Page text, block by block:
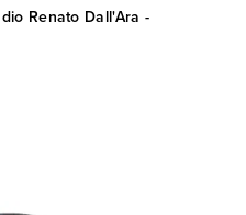
Renato Dall'Ara -